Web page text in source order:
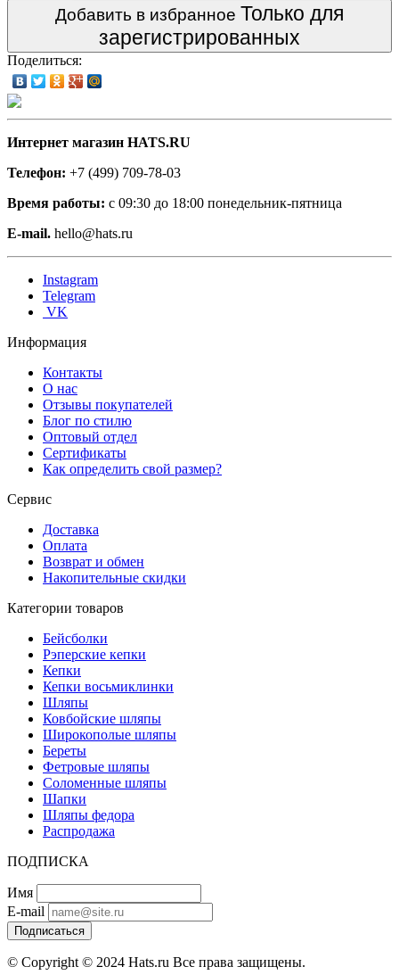
Добавить в избранное Только для
зарегистрированных
Поделиться:
Интернет магазин HATS.RU
Телефон: +7 (499) 709-78-03
Время работы: с 09:30 до 18:00 понедельник-пятница
E-mail. hello@hats.ru
Instagram
Telegram
VK
Информация
Контакты
О нас
Отзывы покупателей
Блог по стилю
Оптовый отдел
Сертификаты
Как определить свой размер?
Сервис
Доставка
Оплата
Возврат и обмен
Накопительные скидки
Категории товаров
Бейсболки
Рэперские кепки
Кепки
Кепки восьмиклинки
Шляпы
Ковбойские шляпы
Широкополые шляпы
Береты
Фетровые шляпы
Соломенные шляпы
Шапки
Шляпы федора
Распродажа
ПОДПИСКА
Имя
E-mail
Подписаться
© Copyright © 2024 Hats.ru Все права защищены.